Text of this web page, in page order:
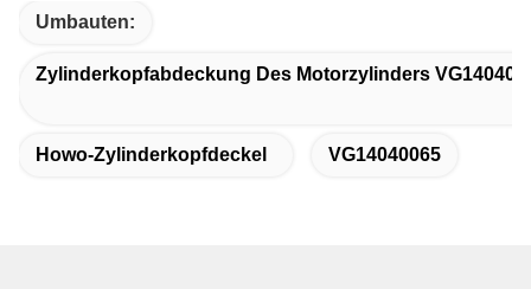
Umbauten:
Zylinderkopfabdeckung Des Motorzylinders
Howo-Zylinderkopfdeckel VG14040065